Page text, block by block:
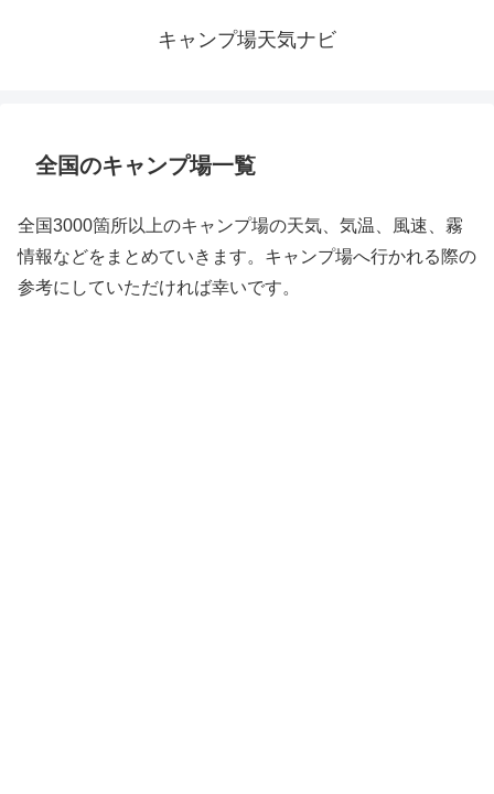
キャンプ場天気ナビ
全国のキャンプ場一覧
全国3000箇所以上のキャンプ場の天気、気温、風速、霧
情報などをまとめていきます。キャンプ場へ行かれる際の
参考にしていただければ幸いです。